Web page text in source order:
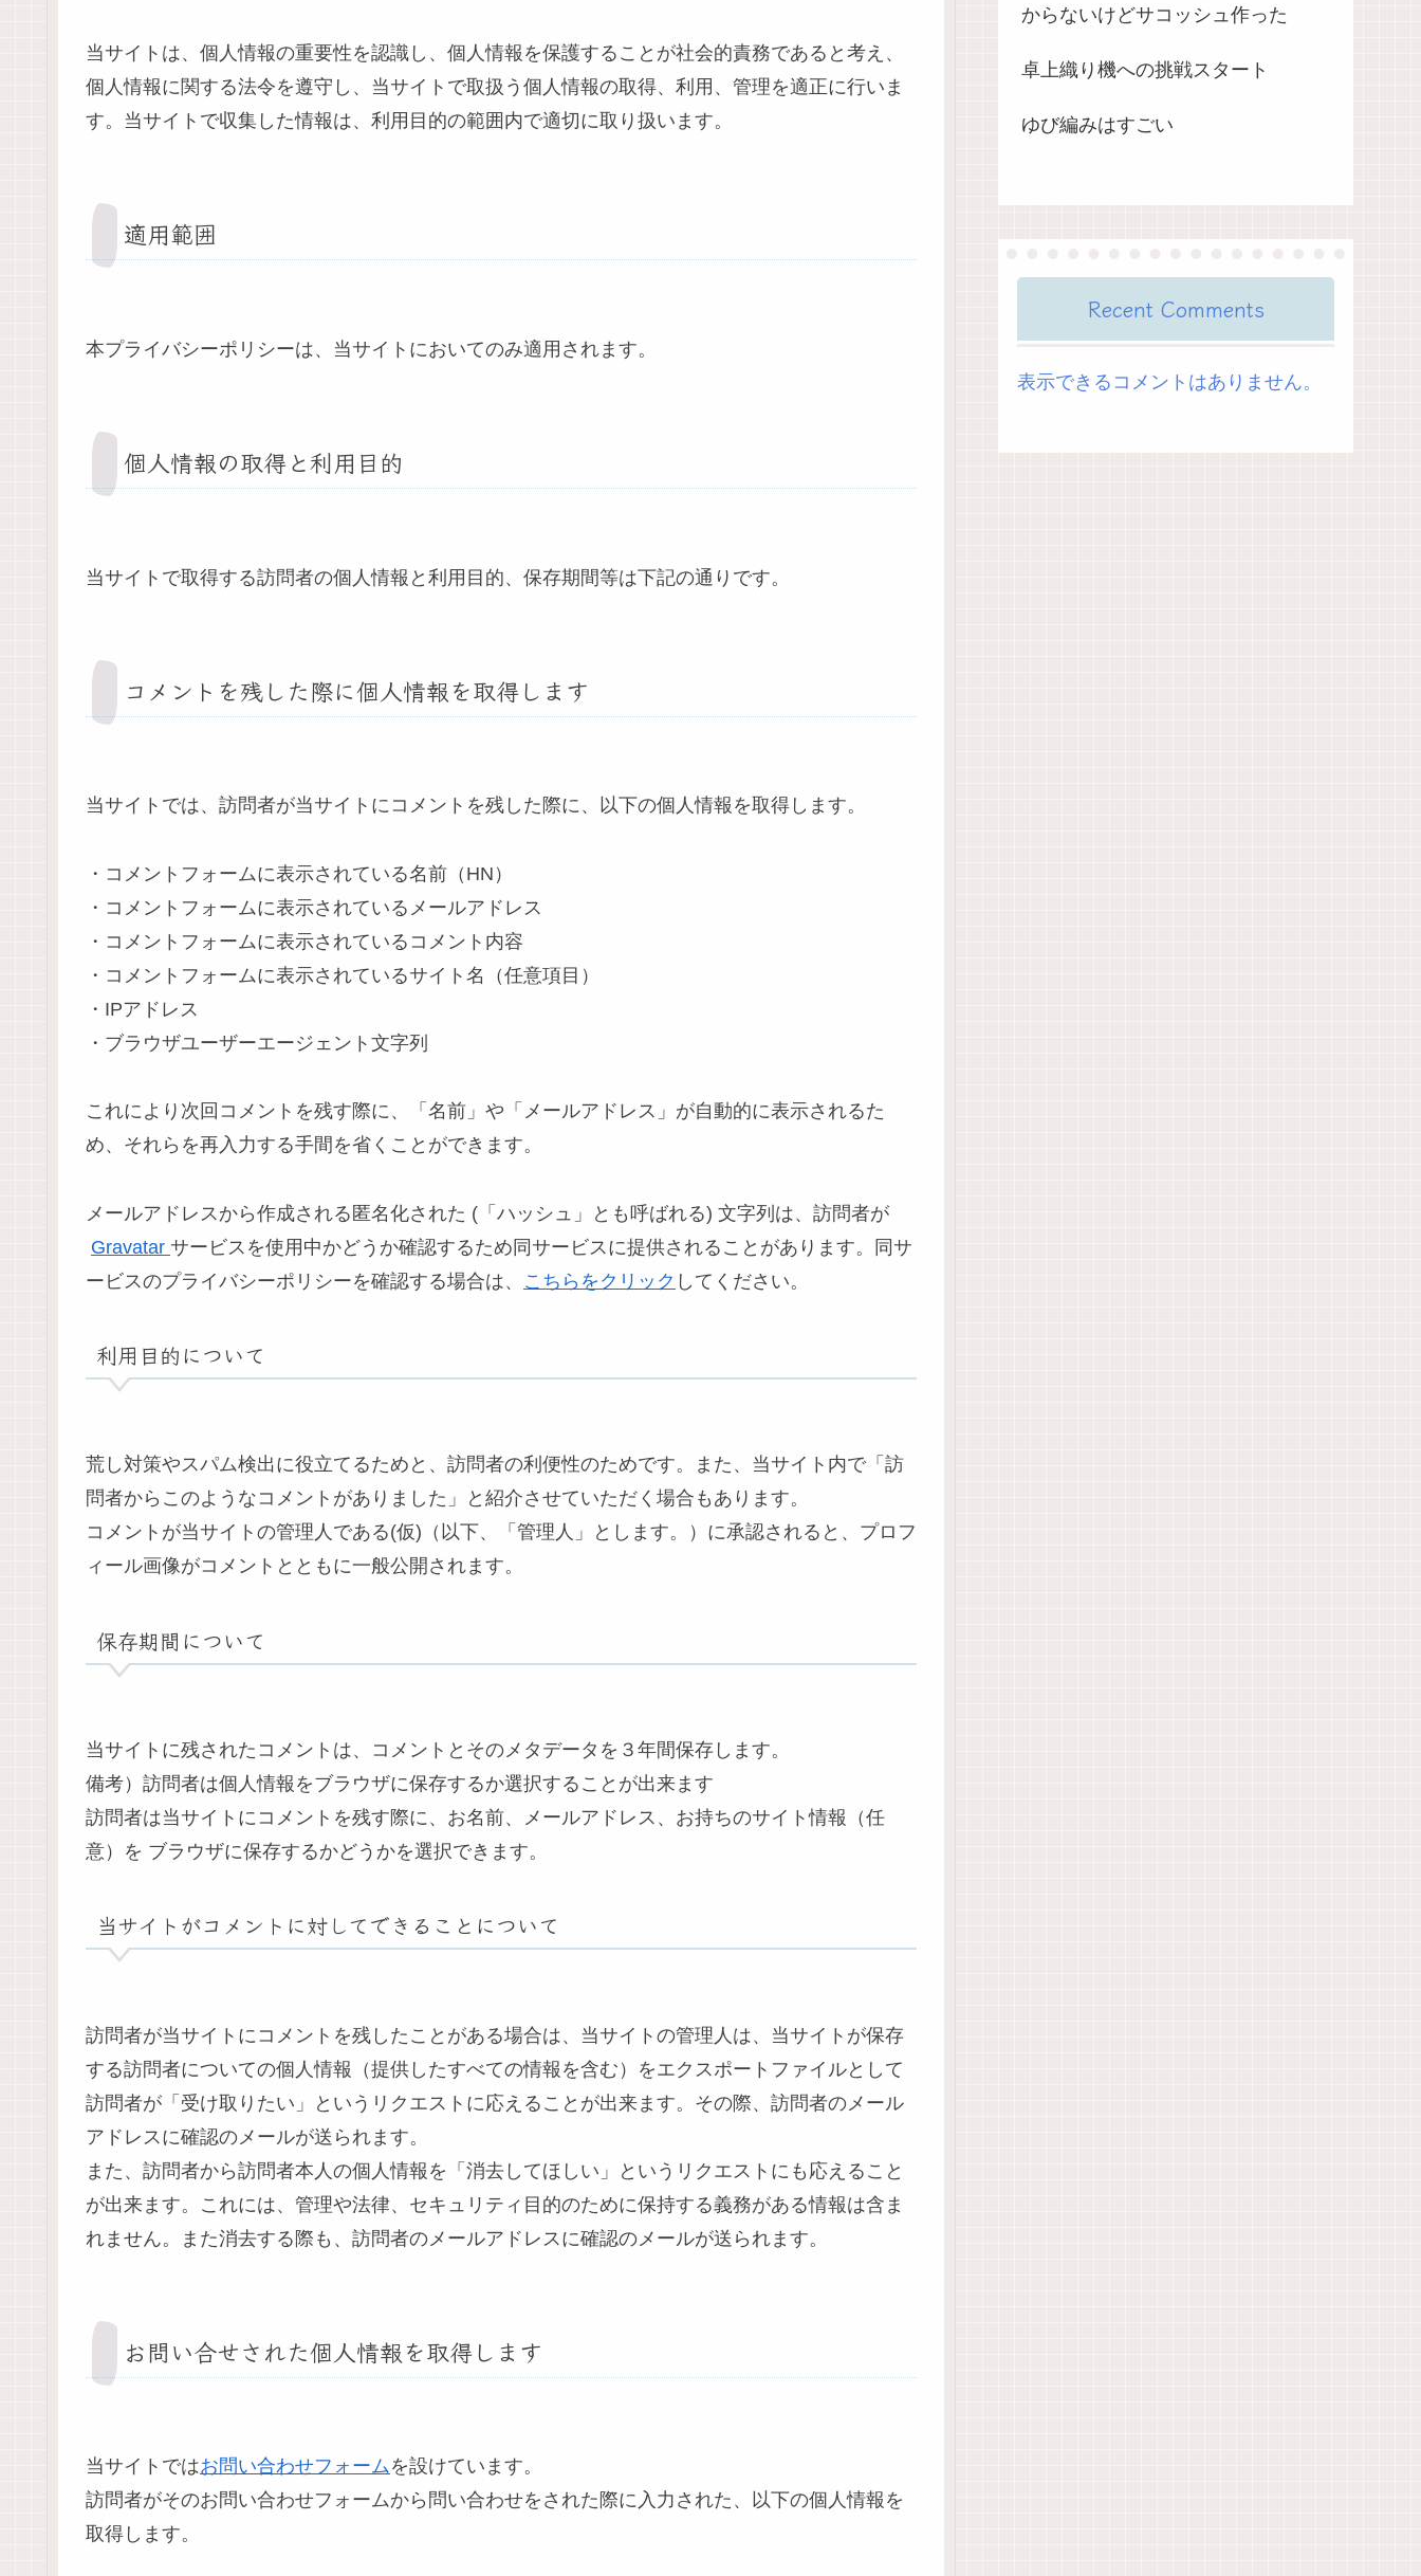
当サイトは、個人情報の重要性を認識し、個人情報を保護することが社会的責務であると考え、
個人情報に関する法令を遵守し、当サイトで取扱う個人情報の取得、利用、管理を適正に行いま
す。当サイトで収集した情報は、利用目的の範囲内で適切に取り扱います。
適用範囲
本プライバシーポリシーは、当サイトにおいてのみ適用されます。
個人情報の取得と利用目的
当サイトで取得する訪問者の個人情報と利用目的、保存期間等は下記の通りです。
コメントを残した際に個人情報を取得します
当サイトでは、訪問者が当サイトにコメントを残した際に、以下の個人情報を取得します。
・コメントフォームに表示されている名前（HN）
・コメントフォームに表示されているメールアドレス
・コメントフォームに表示されているコメント内容
・コメントフォームに表示されているサイト名（任意項目）
・IPアドレス
・ブラウザユーザーエージェント文字列
これにより次回コメントを残す際に、「名前」や「メールアドレス」が自動的に表示されるた
め、それらを再入力する手間を省くことができます。
メールアドレスから作成される匿名化された (「ハッシュ」とも呼ばれる) 文字列は、訪問者が
Gravatar サービスを使用中かどうか確認するため同サービスに提供されることがあります。同サ
ービスのプライバシーポリシーを確認する場合は、 こちらをクリック してください。
利用目的について
荒し対策やスパム検出に役立てるためと、訪問者の利便性のためです。また、当サイト内で「訪
問者からこのようなコメントがありました」と紹介させていただく場合もあります。
コメントが当サイトの管理人である(仮)（以下、「管理人」とします。）に承認されると、プロフ
ィール画像がコメントとともに一般公開されます。
保存期間について
当サイトに残されたコメントは、コメントとそのメタデータを３年間保存します。
備考）訪問者は個人情報をブラウザに保存するか選択することが出来ます
訪問者は当サイトにコメントを残す際に、お名前、メールアドレス、お持ちのサイト情報（任
意）を ブラウザに保存するかどうかを選択できます。
当サイトがコメントに対してできることについて
訪問者が当サイトにコメントを残したことがある場合は、当サイトの管理人は、当サイトが保存
する訪問者についての個人情報（提供したすべての情報を含む）をエクスポートファイルとして
訪問者が「受け取りたい」というリクエストに応えることが出来ます。その際、訪問者のメール
アドレスに確認のメールが送られます。
また、訪問者から訪問者本人の個人情報を「消去してほしい」というリクエストにも応えること
が出来ます。これには、管理や法律、セキュリティ目的のために保持する義務がある情報は含ま
れません。また消去する際も、訪問者のメールアドレスに確認のメールが送られます。
お問い合せされた個人情報を取得します
当サイトではお問い合わせフォームを設けています。
訪問者がそのお問い合わせフォームから問い合わせをされた際に入力された、以下の個人情報を
取得します。
からないけどサコッシュ作った
卓上織り機への挑戦スタート
ゆび編みはすごい
Recent Comments
表示できるコメントはありません。